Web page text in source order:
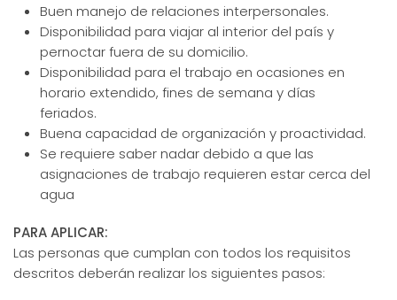
Buen manejo de relaciones interpersonales.
Disponibilidad para viajar al interior del país y
pernoctar fuera de su domicilio.
Disponibilidad para el trabajo en ocasiones en
horario extendido, fines de semana y días
feriados.
Buena capacidad de organización y proactividad.
Se requiere saber nadar debido a que las
asignaciones de trabajo requieren estar cerca del
agua
PARA APLICAR:
Las personas que cumplan con todos los requisitos
descritos deberán realizar los siguientes pasos: